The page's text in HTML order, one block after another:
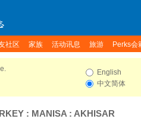
社区 家族 活动讯息 旅游 Perks会
English
中文简体
: MANISA : AKHISAR